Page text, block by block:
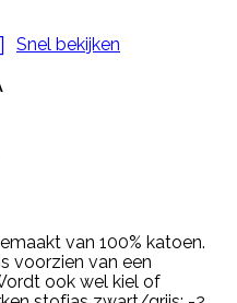
Snel bekijken
van 100% katoen.
voorzien van een
ook wel kiel of